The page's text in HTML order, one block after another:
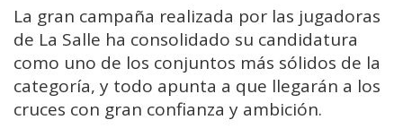
La gran campaña realizada por las jugadoras
de La Salle ha consolidado su candidatura
como uno de los conjuntos más sólidos de la
categoría, y todo apunta a que llegarán a los
cruces con gran confianza y ambición.